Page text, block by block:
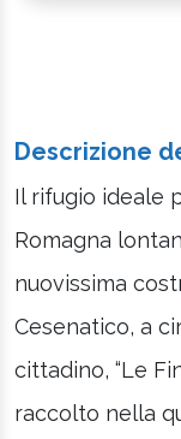
Descrizione
Il rifugio ideale
Romagna
nuovissima
Cesenatico, a
cittadino, “Le
raccolto nella